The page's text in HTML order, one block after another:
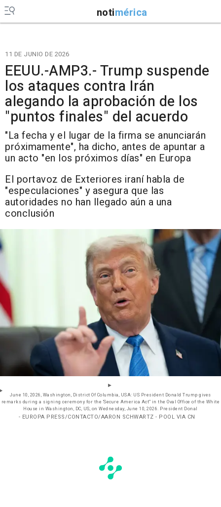
notimérica
11 DE JUNIO DE 2026
EEUU.-AMP3.- Trump suspende
los ataques contra Irán
alegando la aprobación de los
"puntos finales" del acuerdo
"La fecha y el lugar de la firma se anunciarán
próximamente", ha dicho, antes de apuntar a
un acto "en los próximos días" en Europa
El portavoz de Exteriores iraní habla de
"especulaciones" y asegura que las
autoridades no han llegado aún a una
conclusión
June 10, 2026, Washington, District Of Columbia, USA: US President Donald Trump gives
remarks during a signing ceremony for the 'Secure America Act'' in the Oval Office of the White
House in Washington, DC, US, on Wednesday, June 10, 2026. President Donal
- EUROPA PRESS/CONTACTO/AARON SCHWARTZ - POOL VIA CN